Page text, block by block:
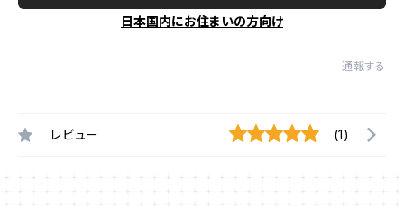
日本国内にお住まいの方向け
通報する
レビュー (1)